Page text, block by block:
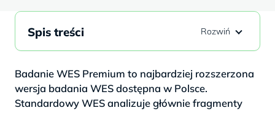
Badanie WES Premium to najbardziej rozszerzona
wersja badania WES dostępna w Polsce.
Standardowy WES analizuje głównie fragmenty
Spis treści